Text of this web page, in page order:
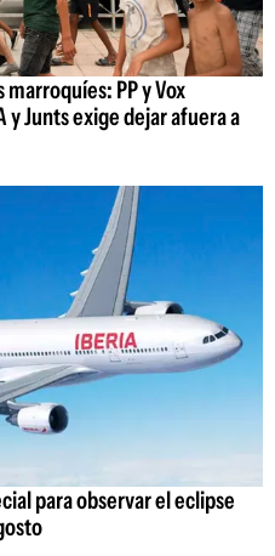
PP y Vox
y Junts exige dejar afuera a
para observar el eclipse